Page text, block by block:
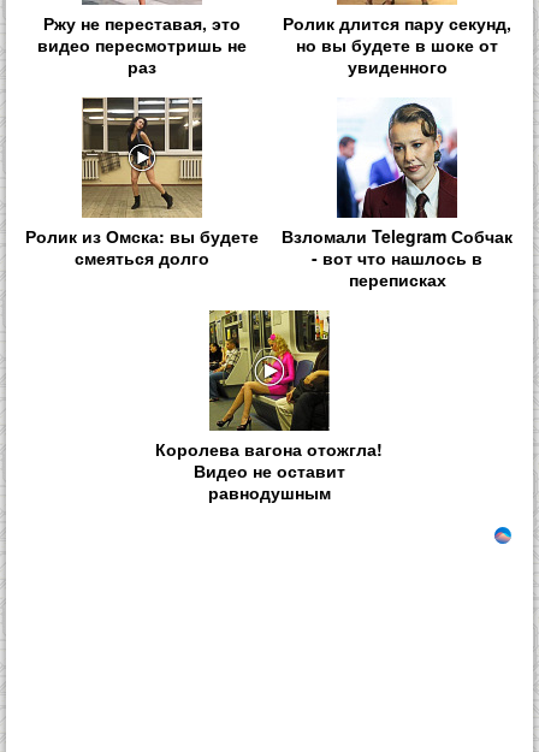
Ржу не переставая, это
видео пересмотришь не
раз
Ролик длится пару секунд,
но вы будете в шоке от
увиденного
Ролик из Омска: вы будете
смеяться долго
Взломали Telegram Собчак
- вот что нашлось в
переписках
Королева вагона отожгла!
Видео не оставит
равнодушным